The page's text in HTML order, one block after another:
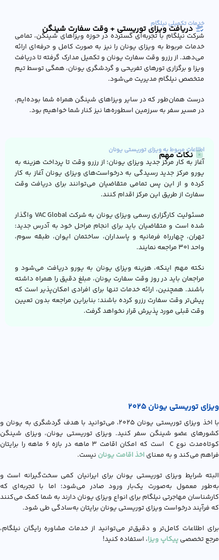
خدمات تکمیلی نیلگام
دریافت ویزای توریستی + وقت سفارت شینگن
شرکت نیلگام با تجربه‌ای گسترده در حوزه ویزاهای شینگن، تمامی
خدمات مربوط به ویزای یونان را نیز به صورت کامل و حرفه‌ای ارائه
می‌دهد. از رزرو وقت سفارت یونان و تکمیل مدارک گرفته تا دریافت
ویزا و برگزاری تورهای تفریحی و گردشگری یونان، همگی توسط تیم
متخصص نیلگام مدیریت می‌شود.
درست همان‌طور که در سایر ویزاهای شینگن همراه شما بوده‌ایم،
در مسیر سفر به سرزمین اسطوره‌ها نیز کنار شما خواهیم بود.
اطلاعات مربوط به ویزای توریستی یونان
نکات مهم
آغاز به کار مرکز جدید ویزای یونان؛ از رزرو وقت تا پرداخت هزینه به
یورو مرکز جدید رسیدگی به درخواست‌های ویزای یونان آغاز به کار
کرده و از این پس تمامی متقاضیان می‌توانند برای دریافت وقت
سفارت از طریق این مرکز اقدام کنند.
مسئولیت کارگزاری رسمی ویزای یونان به شرکت VAC Global واگذار
شده است و متقاضیان باید برای انجام مراحل خود به آدرس جدید:
تهران، چهارراه فرمانیه و پاسداران، ساختمان ایوان، طبقه سوم،
واحد ۳۰۱ مراجعه نمایند.
نکته مهم اینکه، هزینه ویزای یونان به یورو دریافت می‌شود و
مراجعان باید در روز وقت سفارت یونان، مبلغ دقیق را همراه داشته
باشند. همچنین، ارائه خدمات تنها برای افرادی امکان‌پذیر است که
پیش‌تر وقت سفارت رزرو کرده باشند؛ بنابراین مراجعه بدون تعیین
وقت قبلی مورد پذیرش قرار نخواهد گرفت.
ویزای توریستی یونان 2025
با اخذ ویزای توریستی یونان 2025، می‌توانید با هدف گردشگری به یونان و
کشورهای عضو شینگن سفر کنید. ویزای توریستی یونان، ویزای شینگن
کوتاه‌مدت نوع C است که امکان اقامت 3 ماهه در بازه 6 ماهه را برایتان
فراهم می‌کند و به معنای اخذ اقامت یونان نیست.
البته شرایط ویزای توریستی یونان برای ایرانیان کمی سخت‌گیرانه است و
به‌طور معمول به‌صورت یک‌بار ورود صادر می‌شود؛ اما با تجربه‌ای که
کارشناسان مهاجرتی نیلگام برای انواع ویزای یونان دارند به شما کمک می‌کنند
که فرآیند درخواست ويزاي توريستي يونان برایتان به‌سادگی طی شود.
برای اطلاعات کامل‌تر و دقیق‌تر می‌توانید از خدمات مشاوره رایگان نیلگام،
مرجع تخصصیپیکاپ ویزا، استفاده کنید!